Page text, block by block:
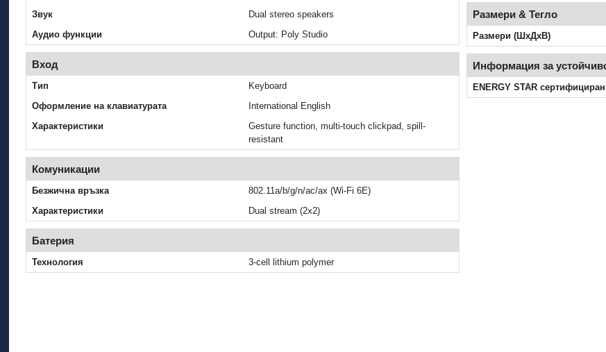
Звук
Dual stereo speakers
Аудио функции
Output: Poly Studio
Вход
Тип
Keyboard
Оформление на клавиатурата
International English
Характеристики
Gesture function, multi-touch clickpad, spill-
resistant
Комуникации
Безжична връзка
802.11a/b/g/n/ac/ax (Wi-Fi 6E)
Характеристики
Dual stream (2x2)
Батерия
Технология 3-cell lithium polymer
Размери & Тегло
Размери (ШxДxВ)
Информация за
ENERGY STAR сертифициран